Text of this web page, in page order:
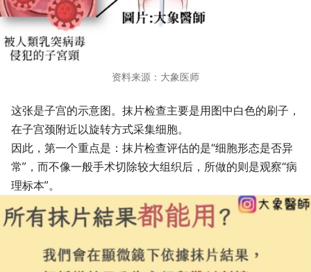
资料来源：大象医师
这张是子宫的示意图。抹片检查主要是用图中白色的刷子，
在子宫颈附近以旋转方式采集细胞。
因此，第一个重点是：抹片检查评估的是“细胞形态是否异
常”，而不像一般手术切除较大组织后，所做的则是观察“病
理标本”。